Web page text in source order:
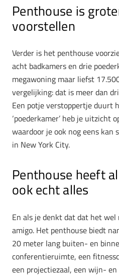
Penthouse is
voorstellen
Verder is het penthouse
acht badkamers en drie
megawoning maar liefst
vergelijking: dat is meer dan
Een potje verstoppertje duurt
‘poederkamer’ heb je uitzicht
waardoor je ook nog eens kan
in New York City.
Penthouse heeft
ook echt alles
En als je denkt dat dat het
amigo. Het penthouse biedt
20 meter lang buiten- en
conferentieruimte, een
een projectiezaal, een wijn-